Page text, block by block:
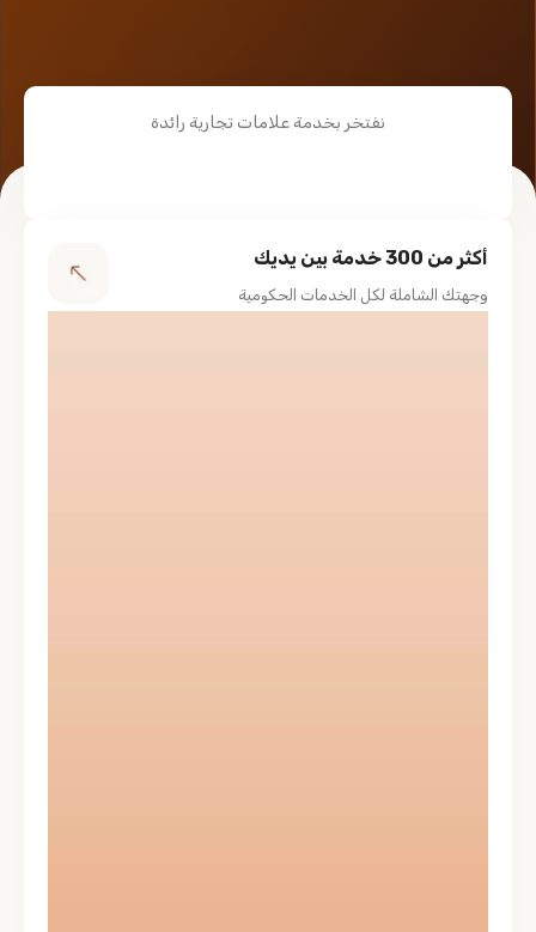
نفتخر بخدمة علامات تجارية رائدة
أكثر من 300 خدمة بين يديك
وجهتك الشاملة لكل الخدمات الحكومية